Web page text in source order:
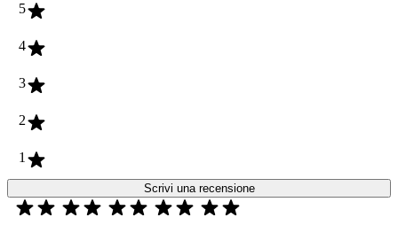
5
4
3
2
1
Scrivi una recensione